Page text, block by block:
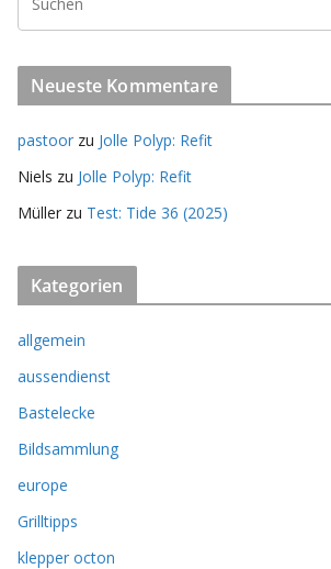
Neueste Kommentare
pastoor zu Jolle Polyp: Refit
Niels zu Jolle Polyp: Refit
Müller zu Test: Tide 36 (2025)
Kategorien
allgemein
aussendienst
Bastelecke
Bildsammlung
europe
Grilltipps
klepper octon